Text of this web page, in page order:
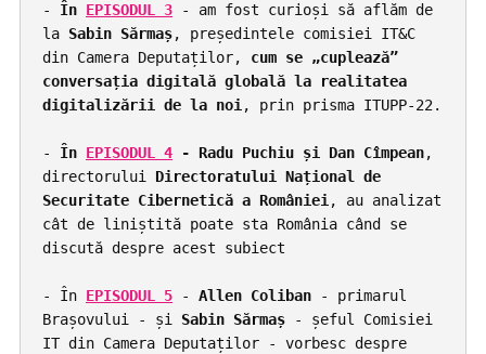
- În EPISODUL 3 - am fost curioși să aflăm de
la Sabin Sărmaș, președintele comisiei IT&C
din Camera Deputaților, cum se „cuplează”
conversația digitală globală la realitatea
digitalizării de la noi, prin prisma ITUPP-22.
- În EPISODUL 4 - Radu Puchiu și Dan Cîmpean,
directorului Directoratului Național de
Securitate Cibernetică a României, au analizat
cât de liniștită poate sta România când se
discută despre acest subiect
- În EPISODUL 5 - Allen Coliban - primarul
Brașovului - și Sabin Sărmaș - șeful Comisiei
IT din Camera Deputaților - vorbesc despre